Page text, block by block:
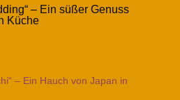
– Ein süßer Genuss
Küche